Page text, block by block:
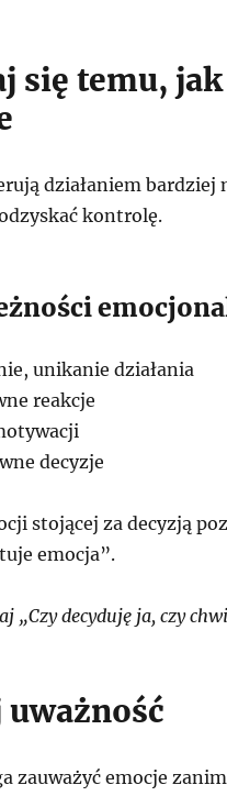
się temu,
działaniem bardziej
kontrolę.
unikanie działania
reakcje
decyzje
stojącej za decyzją
emocja”.
„Czy decyduję ja, czy
zauważyć emocje